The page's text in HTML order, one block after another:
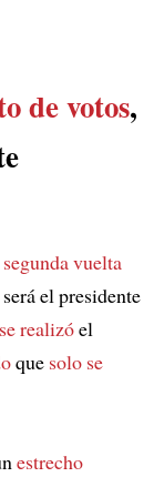
de votos,
segunda vuelta
el presidente
realizóel
que solo se
estrecho